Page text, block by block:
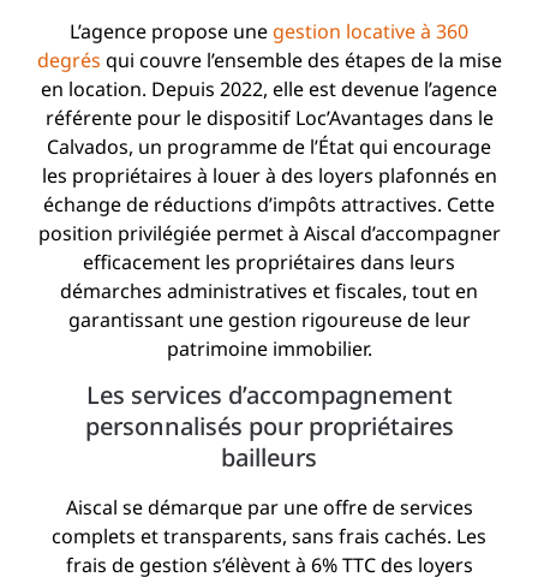
L’agence propose une gestion locative à 360
degrés qui couvre l’ensemble des étapes de la mise
en location. Depuis 2022, elle est devenue l’agence
référente pour le dispositif Loc’Avantages dans le
Calvados, un programme de l’État qui encourage
les propriétaires à louer à des loyers plafonnés en
échange de réductions d’impôts attractives. Cette
position privilégiée permet à Aiscal d’accompagner
efficacement les propriétaires dans leurs
démarches administratives et fiscales, tout en
garantissant une gestion rigoureuse de leur
patrimoine immobilier.
Les services d’accompagnement
personnalisés pour propriétaires
bailleurs
Aiscal se démarque par une offre de services
complets et transparents, sans frais cachés. Les
frais de gestion s’élèvent à 6% TTC des loyers